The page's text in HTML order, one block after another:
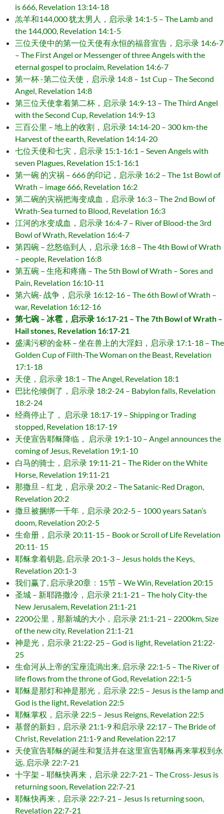
is 666, Revelation 13:14-18
羔羊和144,000 犹太男人，启示录 14:1-5 – The Lamb and
the 144,000, Revelation 14:1-5
三位天使中的第一位天使有永恒的福音宣告，启示录 14:6-7
– The First Angel or Messenger of three Angels with the
eternal gospel to proclaim, Revelation 14:6-7
第一杯 -第二位天使，启示录 14:8 – 1st Cup – The Second
Angel, Revelation 14:8
第三位天使拿着第二杯，启示录 14:9-13 – The Third Angel
with the Second Cup, Revelation 14:9-13
三百公里 – 地上的收割，启示录 14:14-20 – 300 km-the
Harvest of the earth, Revelation 14:14-20
七位天使和七灾，启示录 15:1-16:1 – Seven Angels with
seven Plagues, Revelation 15:1-16:1
第一碗 的灾祸 – 666 的印记，启示录 16:2 – The 1st Bowl of
Wrath – image 666, Revelation 16:2
第二碗的灾祸把海变成血，启示录 16:3 – The 2nd Bowl of
Wrath-Sea turned to Blood, Revelation 16:3
江河的水变成血，启示录 16:4-7 – River of Blood-the 3rd
Bowl of Wrath, Revelation 16:4-7
第四碗 – 忿怒临到人，启示录 16:8 – The 4th Bowl of Wrath
– people, Revelation 16:8
第五碗 – 生疮和疼痛 – The 5th Bowl of Wrath – Sores and
Pain, Revelation 16:10-11
第六碗- 战争，启示录 16:12-16 – The 6th Bowl of Wrath –
war, Revelation 16:12-16
第七碗 – 冰雹，启示录 16:17-21 – The 7th Bowl of Wrath –
Hail stones, Revelation 16:17-21
盛满污秽的金杯 – 坐在兽上的大淫妇，启示录 17:1-18 – The
Golden Cup of Filth-The Woman on the Beast, Revelation
17:1-18
天使，启示录 18:1 – The Angel, Revelation 18:1
巴比伦倾倒了，启示录 18:2-24 – Babylon falls, Revelation
18:2-24
经商停止了， 启示录 18:17-19 – Shipping or Trading
stopped, Revelation 18:17-19
天使宣告耶稣降临， 启示录 19:1-10 – Angel announces the
coming of Jesus, Revelation 19:1-10
白马的骑士，启示录 19:11-21 – The Rider on the White
Horse, Revelation 19:11-21
那撒旦 – 红龙，启示录 20:2 – The Satanic-Red Dragon,
Revelation 20:2
撒旦被捆绑一千年，启示录 20:2-5 – 1000 years Satan’s
doom, Revelation 20:2-5
生命册，启示录 20:11-15 – Book or Scroll of Life Revelation
20:11- 15
耶稣拿着钥匙, 启示录 20:1-3 – Jesus holds the Keys,
Revelation 20:1-3
我们赢了, 启示录20章：15节 – We Win, Revelation 20:15
圣城 – 新耶路撒冷，启示录 21:1-21 – The holy City-the
New Jerusalem, Revelation 21:1-21
2200公里，那新城的大小，启示录 21:1-21 – 2200km, Size
of the new city, Revelation 21:1-21
神是光，启示录 21:22-25 – God is light, Revelation 21:22-
25
生命河从上帝的宝座流淌出来, 启示录 22:1-5 – The River of
life flows from the throne of God, Revelation 22:1-5
耶稣是那灯和神是那光，启示录 22:5 – Jesus is the lamp and
God is the light, Revelation 22:5
耶稣掌权，启示录 22:5 – Jesus Reigns, Revelation 22:5
基督的新妇，启示录 21:1-9 和启示录 22:17 – The Bride of
Christ, Revelation 21:1-9 and Revelation 22:17
天使宣告耶稣的诞生和复活并在这里宣告耶稣再来掌权到永
远, 启示录 22:7-21
十字架 – 耶稣快再来，启示录 22:7-21 – The Cross-Jesus is
returning soon, Revelation 22:7-21
耶稣快再来，启示录 22:7-21 – Jesus Is returning soon,
Revelation 22:7-21